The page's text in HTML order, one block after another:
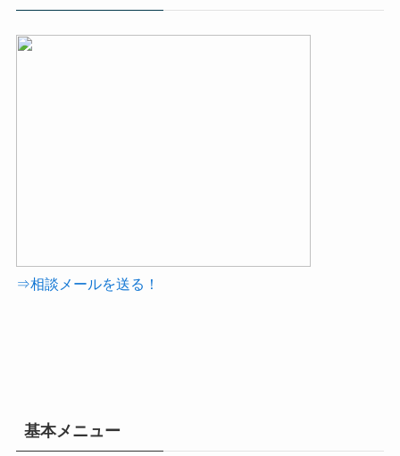
⇒相談メールを送る！
基本メニュー